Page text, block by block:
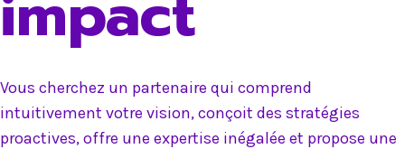
Vous cherchez un partenaire qui comprend
intuitivement votre vision, conçoit des stratégies
proactives, offre une expertise inégalée et propose une